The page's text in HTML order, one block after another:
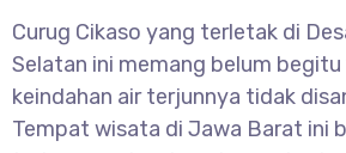
Curug Cikaso yang terletak di
Selatan ini memang belum begitu
keindahan air terjunnya tidak
Tempat wisata di Jawa Barat ini